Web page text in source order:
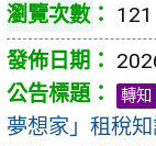
121
轉知
夢想家」租稅